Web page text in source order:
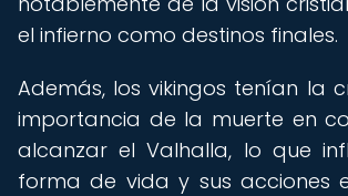
el infierno como destinos finales.
Además, los vikingos tenían la
importancia de la muerte en
alcanzar el Valhalla, lo que
forma de vida y sus acciones